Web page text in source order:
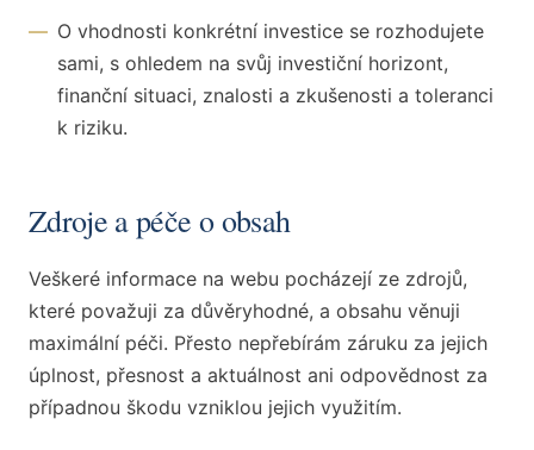
— O vhodnosti konkrétní investice se rozhodujete
sami, s ohledem na svůj investiční horizont,
finanční situaci, znalosti a zkušenosti a toleranci
k riziku.
Zdroje a péče o obsah
Veškeré informace na webu pocházejí ze zdrojů,
které považuji za důvěryhodné, a obsahu věnuji
maximální péči. Přesto nepřebírám záruku za jejich
úplnost, přesnost a aktuálnost ani odpovědnost za
případnou škodu vzniklou jejich využitím.